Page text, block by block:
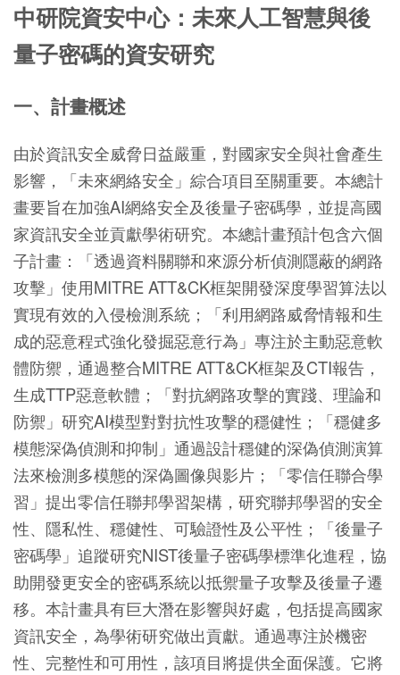
中研院資安中心：未來人工智慧與後
量子密碼的資安研究
一、計畫概述
由於資訊安全威脅日益嚴重，對國家安全與社會產生
影響，「未來網絡安全」綜合項目至關重要。本總計
畫要旨在加強AI網絡安全及後量子密碼學，並提高國
家資訊安全並貢獻學術研究。本總計畫預計包含六個
子計畫：「透過資料關聯和來源分析偵測隱蔽的網路
攻擊」使用MITRE ATT&CK框架開發深度學習算法以
實現有效的入侵檢測系統；「利用網路威脅情報和生
成的惡意程式強化發掘惡意行為」專注於主動惡意軟
體防禦，通過整合MITRE ATT&CK框架及CTI報告，
生成TTP惡意軟體；「對抗網路攻擊的實踐、理論和
防禦」研究AI模型對對抗性攻擊的穩健性；「穩健多
模態深偽偵測和抑制」通過設計穩健的深偽偵測演算
法來檢測多模態的深偽圖像與影片；「零信任聯合學
習」提出零信任聯邦學習架構，研究聯邦學習的安全
性、隱私性、穩健性、可驗證性及公平性；「後量子
密碼學」追蹤研究NIST後量子密碼學標準化進程，協
助開發更安全的密碼系統以抵禦量子攻擊及後量子遷
移。本計畫具有巨大潛在影響與好處，包括提高國家
資訊安全，為學術研究做出貢獻。通過專注於機密
性、完整性和可用性，該項目將提供全面保護。它將